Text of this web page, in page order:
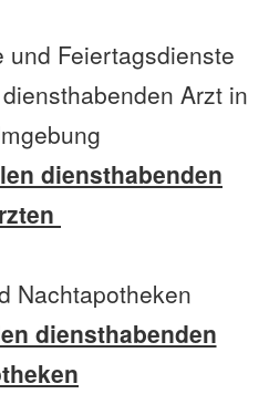
und Feiertagsdienste
Arzt in
diensthabenden
Nachtapotheken
diensthabenden